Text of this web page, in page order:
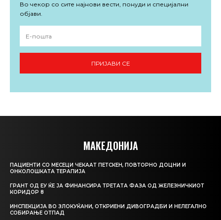
Во чекор со сите најнови вести, понуди и специјални
објави.
ПРИЈАВИ СЕ
МАКЕДОНИЈА
ПАЦИЕНТИ СО МЕСЕЦИ ЧЕКААТ ПЕТСКЕН, ПОВТОРНО ДОЦНИ И
ОНКОЛОШКАТА ТЕРАПИЈА
ГРАНТ ОД ЕУ ЌЕ ЈА ФИНАНСИРА ТРЕТАТА ФАЗА ОД ЖЕЛЕЗНИЧКИОТ
КОРИДОР 8
ИНСПЕКЦИЈА ВО ЗЛОКУЌАНИ, ОТКРИЕНИ ДИВОГРАДБИ И НЕЛЕГАЛНО
СОБИРАЊЕ ОТПАД